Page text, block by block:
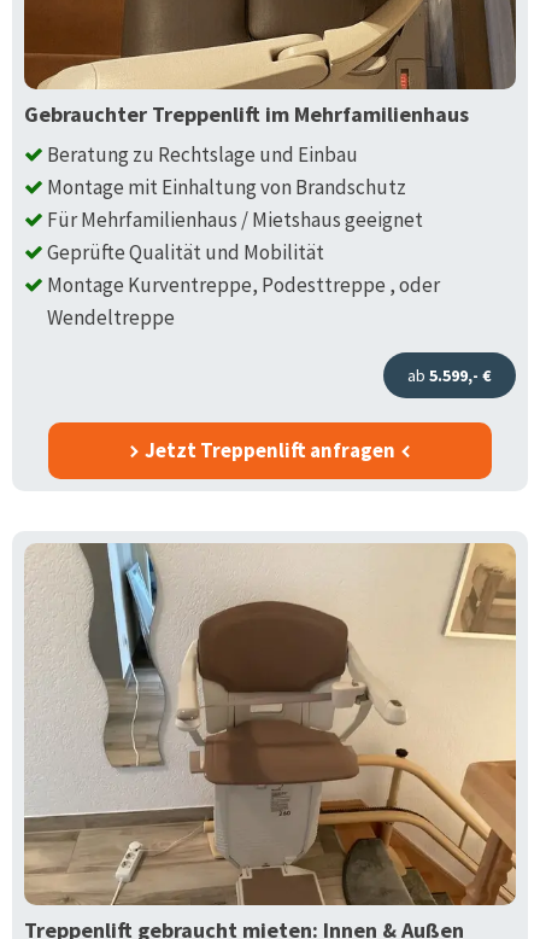
Gebrauchter Treppenlift im Mehrfamilienhaus
Beratung zu Rechtslage und Einbau
Montage mit Einhaltung von Brandschutz
Für Mehrfamilienhaus / Mietshaus geeignet
Geprüfte Qualität und Mobilität
Montage Kurventreppe, Podesttreppe , oder
Wendeltreppe
ab 5.599,- €
Jetzt Treppenlift anfragen
Treppenlift gebraucht mieten: Innen & Außen